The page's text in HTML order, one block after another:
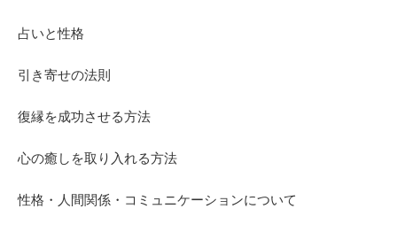
占いと性格
引き寄せの法則
復縁を成功させる方法
心の癒しを取り入れる方法
性格・人間関係・コミュニケーションについて